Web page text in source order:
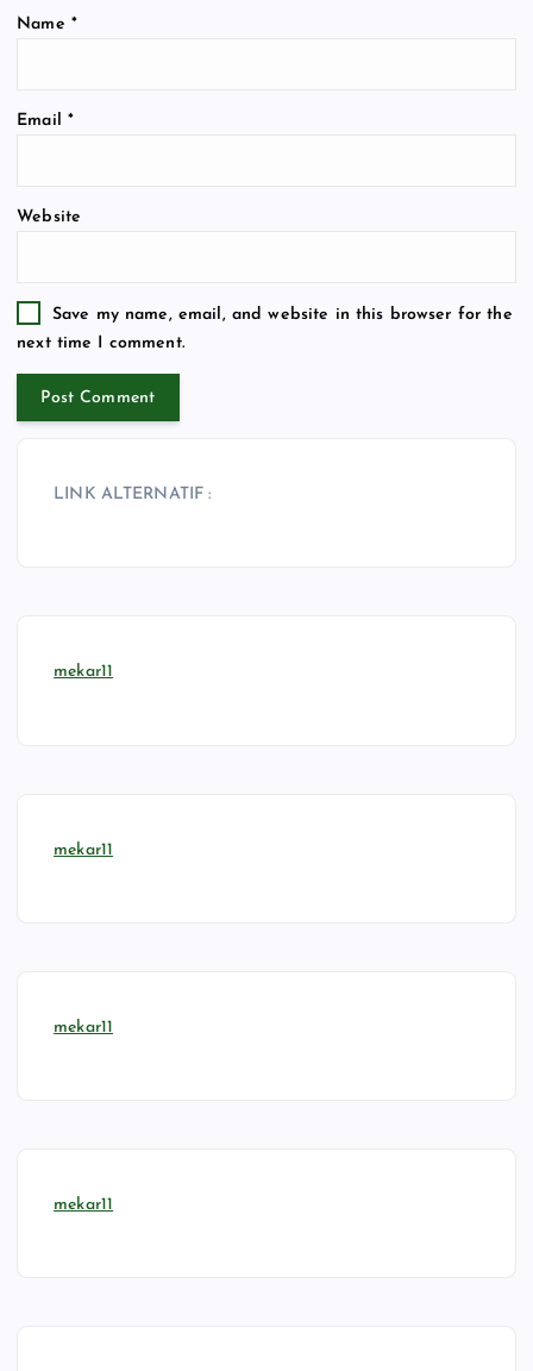
Name *
Email *
Website
Save my name, email, and website in this browser for the
next time I comment.
LINK ALTERNATIF :
mekar11
mekar11
mekar11
mekar11